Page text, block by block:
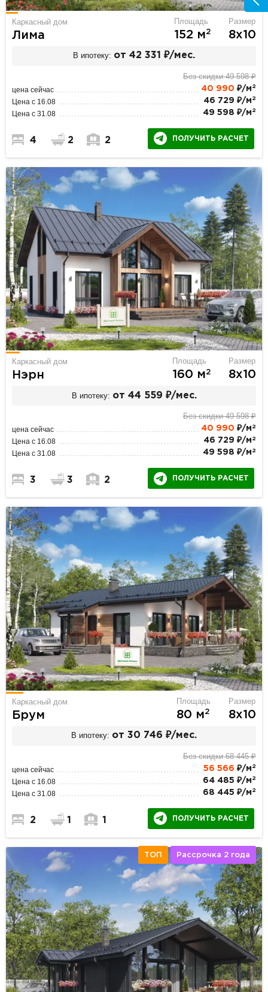
Каркасный дом
Лима
Площадь
152 м2
Размер
8х10
В ипотеку: от 42 331 ₽/мес.
Без скидки 49 598 ₽
цена сейчас 40 990 ₽/м 2
Цена с 16.08 46 729 ₽/м 2
Цена с 31.08 49 598 ₽/м 2
4 2 2 ПОЛУЧИТЬ РАСЧЕТ
Каркасный дом
Нэрн
Площадь
160 м2
Размер
8х10
В ипотеку: от 44 559 ₽/мес.
Без скидки 49 598 ₽
цена сейчас 40 990 ₽/м 2
Цена с 16.08 46 729 ₽/м 2
Цена с 31.08 49 598 ₽/м 2
3 3 2 ПОЛУЧИТЬ РАСЧЕТ
Каркасный дом
Брум
Площадь
80 м2
Размер
8х10
В ипотеку: от 30 746 ₽/мес.
Без скидки 68 445 ₽
цена сейчас 56 566 ₽/м 2
Цена с 16.08 64 485 ₽/м 2
Цена с 31.08 68 445 ₽/м 2
2 1 1 ПОЛУЧИТЬ РАСЧЕТ
ТОП Рассрочка 2 года